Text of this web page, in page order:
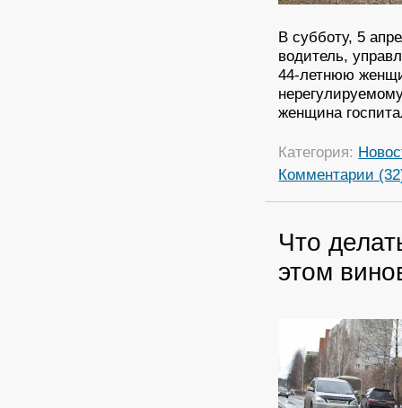
В субботу, 5
водитель,
44-летнюю
женщина
Категория:
Комментарии
Что
этом